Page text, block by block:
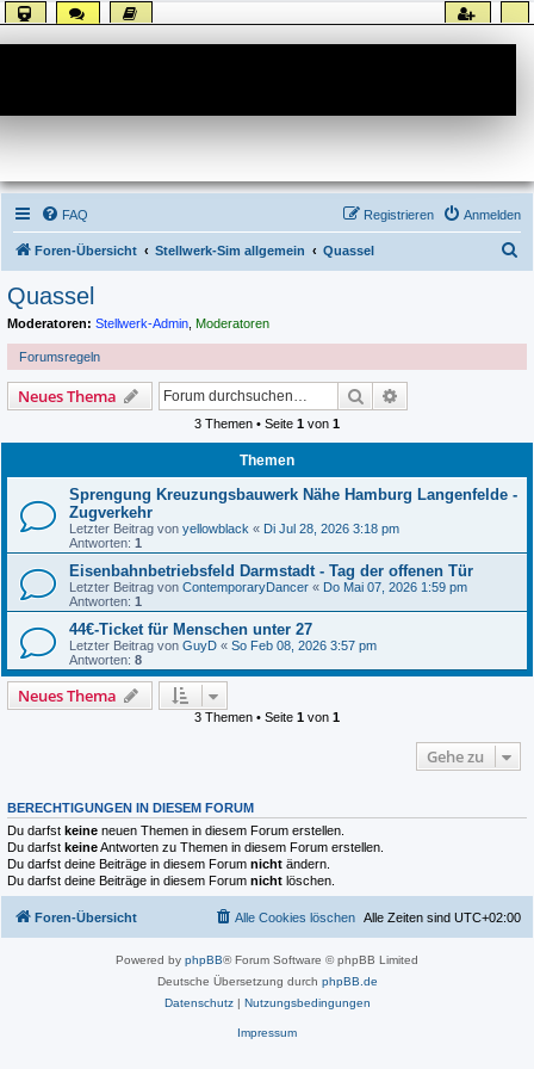
FAQ Anmelden
Registrieren
Foren-Übersicht Stellwerk-Sim allgemein Quassel
Quassel
Moderatoren: Stellwerk-Admin Moderatoren
Forumsregeln
Neues Thema Suche
3 Themen • Seite 1 von 1
Themen
Sprengung Kreuzungsbauwerk Nähe Hamburg Langenfelde -
Zugverkehr
Letzter Beitrag von yellowblack « Di Jul 28, 2026 3:18 pm
Antworten: 1
Eisenbahnbetriebsfeld Darmstadt - Tag der offenen Tür
Letzter Beitrag von ContemporaryDancer « Do Mai 07, 2026 1:59 pm
Antworten: 1
44€-Ticket für Menschen unter 27
Letzter Beitrag von GuyD « So Feb 08, 2026 3:57 pm
Antworten: 8
Neues Thema
3 Themen • Seite 1 von 1
Gehe zu
BERECHTIGUNGEN IN DIESEM FORUM
Du darfst keine neuen Themen in diesem Forum erstellen.
Du darfst keineAntworten zu Themen in diesem Forum erstellen.
Du darfst deine Beiträge in diesem Forum nicht ändern.
Du darfst deine Beiträge in diesem Forum nicht löschen.
Foren-Übersicht Alle Zeiten sind UTC+02:00
Alle Cookies löschen
Powered by phpBB® Forum Software © phpBB Limited
Deutsche Übersetzung durch phpBB.de
Datenschutz| Nutzungsbedingungen
Impressum